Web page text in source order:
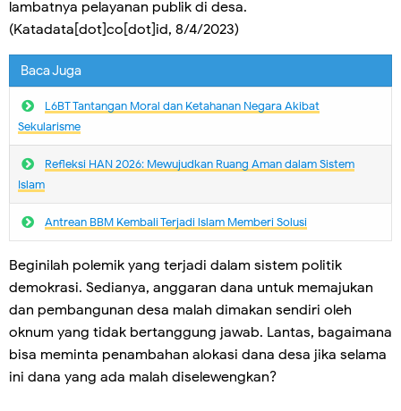
lambatnya pelayanan publik di desa.
(Katadata[dot]co[dot]id, 8/4/2023)
Baca Juga
L6BT Tantangan Moral dan Ketahanan Negara Akibat
Sekularisme
Refleksi HAN 2026: Mewujudkan Ruang Aman dalam Sistem
Islam
Antrean BBM Kembali Terjadi lslam Memberi Solusi
Beginilah polemik yang terjadi dalam sistem politik
demokrasi. Sedianya, anggaran dana untuk memajukan
dan pembangunan desa malah dimakan sendiri oleh
oknum yang tidak bertanggung jawab. Lantas, bagaimana
bisa meminta penambahan alokasi dana desa jika selama
ini dana yang ada malah diselewengkan?